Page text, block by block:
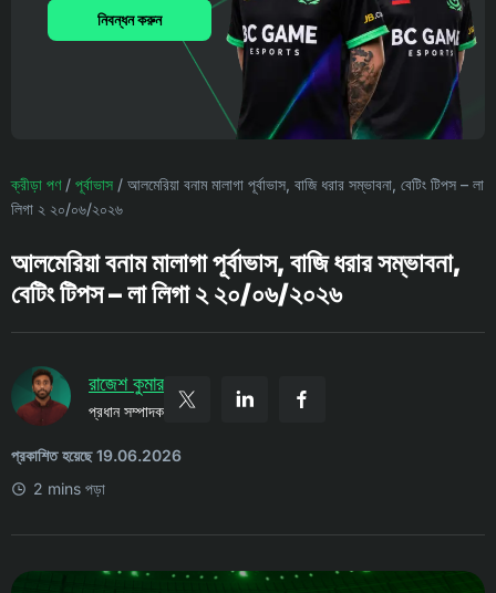
নিবন্ধন করুন
ক্রীড়া পণ/ পূর্বাভাস / আলমেরিয়া বনাম মালাগা পূর্বাভাস, বাজি ধরার সম্ভাবনা, বেটিং টিপস – লা
লিগা ২ ২০/০৬/২০২৬
আলমেরিয়া বনাম মালাগা পূর্বাভাস, বাজি ধরার সম্ভাবনা,
বেটিং টিপস – লা লিগা ২ ২০/০৬/২০২৬
রাজেশ কুমার
প্রধান সম্পাদক
প্রকাশিত হয়েছে 19.06.2026
2 mins পড়া